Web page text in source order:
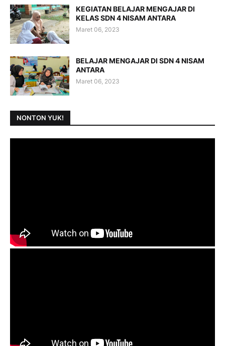
KEGIATAN BELAJAR MENGAJAR DI
KELAS SDN 4 NISAM ANTARA
Maret 06, 2023
BELAJAR MENGAJAR DI SDN 4 NISAM
ANTARA
Maret 06, 2023
NONTON YUK!